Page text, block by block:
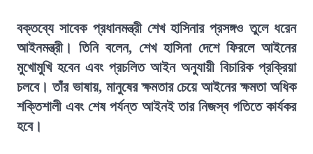
বক্তব্যে সাবেক প্রধানমন্ত্রী শেখ হাসিনার প্রসঙ্গও তুলে ধরেন
আইনমন্ত্রী। তিনি বলেন, শেখ হাসিনা দেশে ফিরলে আইনের
মুখোমুখি হবেন এবং প্রচলিত আইন অনুযায়ী বিচারিক প্রক্রিয়া
চলবে। তাঁর ভাষায়, মানুষের ক্ষমতার চেয়ে আইনের ক্ষমতা অধিক
শক্তিশালী এবং শেষ পর্যন্ত আইনই তার নিজস্ব গতিতে কার্যকর
হবে।